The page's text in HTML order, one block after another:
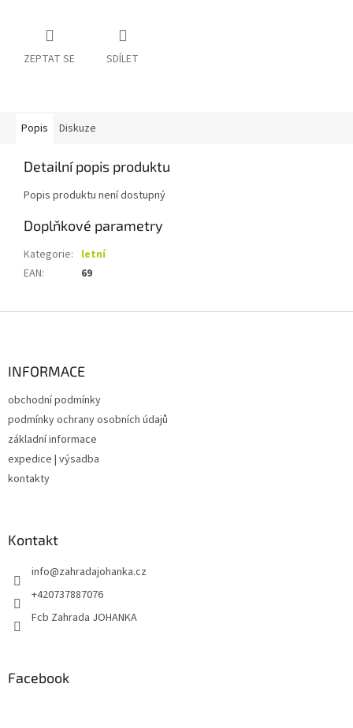
ZEPTAT SE SDÍLET
Popis Diskuze
Detailní popis produktu
Popis produktu není dostupný
Doplňkové parametry
Kategorie: letní
EAN: 69
INFORMACE
obchodní podmínky
podmínky ochrany osobních údajů
základní informace
expedice | výsadba
kontakty
Kontakt
info@zahradajohanka.cz
+420737887076
Fcb Zahrada JOHANKA
Facebook